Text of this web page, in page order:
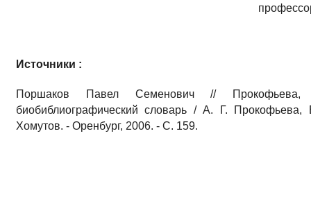
Источники :
Поршаков Павел Семенович //
биобиблиографический словарь / А. Г.
Хомутов. - Оренбург, 2006. - С. 159.